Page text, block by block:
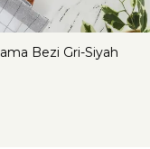
Bezi Gri-Siyah